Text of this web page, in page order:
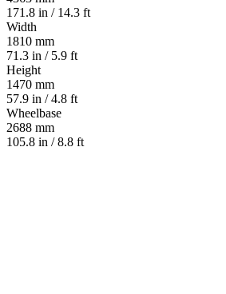
171.8 in / 14.3 ft
Width
1810 mm
71.3 in / 5.9 ft
Height
1470 mm
57.9 in / 4.8 ft
Wheelbase
2688 mm
105.8 in / 8.8 ft